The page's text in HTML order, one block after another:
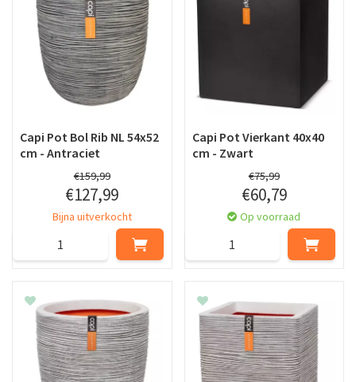
Capi Pot Bol Rib NL 54x52
cm - Antraciet
€159,99
€127,99
Bijna uitverkocht
Capi Pot Vierkant 40x40
cm - Zwart
€75,99
€60,79
Op voorraad